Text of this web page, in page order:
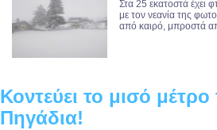
Στα 25 εκατοστά έχει
με τον νεανία της
από καιρό, μπροστά
Κοντεύει το μισό μέτρο
Πηγάδια!